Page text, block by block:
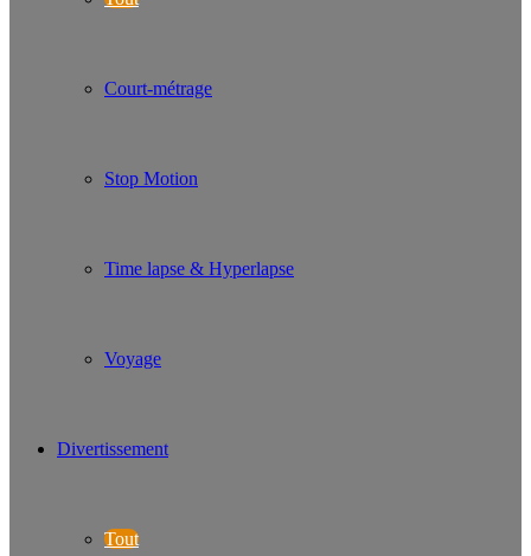
Court-métrage
Stop Motion
Time lapse & Hyperlapse
Voyage
Divertissement
Tout